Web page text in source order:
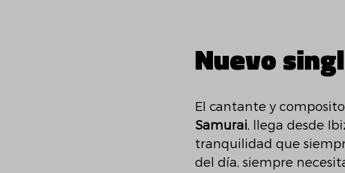
Nuevo
El cantante y
Samurai, llega desde
tranquilidad que
del día, siempre